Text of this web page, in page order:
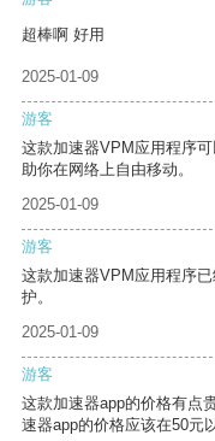
超棒啊 好用
2025-01-09
游客
这款加速器VPM应用程序
助你在网络上自由移动。
2025-01-09
游客
这款加速器VPM应用程序
护。
2025-01-09
游客
这款加速器app的价格有点
速器app的价格应该在50元